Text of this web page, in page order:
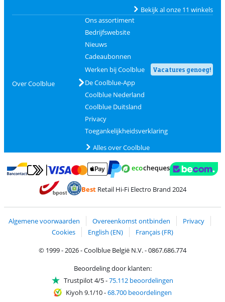
Bekijk al onze 11 winkels
Over Coolblue
Ons assortiment
Bedrijfswebsite
Nieuws
Cadeaubonnen
Werken bij Coolblue
Vacatures genoeg!
De Coolblue-App
Coolblue Nederland
Coolblue Duitsland
Privacy
Toegankelijkheidsverklaring
Alles over Coolblue
Betalen met Bancontact
Betalen met MasterCard en Visa via ClickToPay
BestRetail Hi-Fi Electro Brand 2024
Algemene voorwaarden Overeenkomst ontbinden
Privacy
Cookies
English (EN)
Français (FR)
© 1999 - 2026 - Coolblue België N.V. - 0867.686.774
Beoordeling door klanten:
Trustpilot 4/5-75.112 beoordelingen
Kiyoh 9.1/10-68.700 beoordelingen